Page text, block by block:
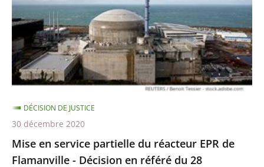
du
réacteur
EPR
de
Flamanville
Décision
en
référé
du
Mise en service partielle du réacteur EPR de
Flamanville - Décision en référé du 28
DÉCISION DE JUSTICE
30 décembre 2020